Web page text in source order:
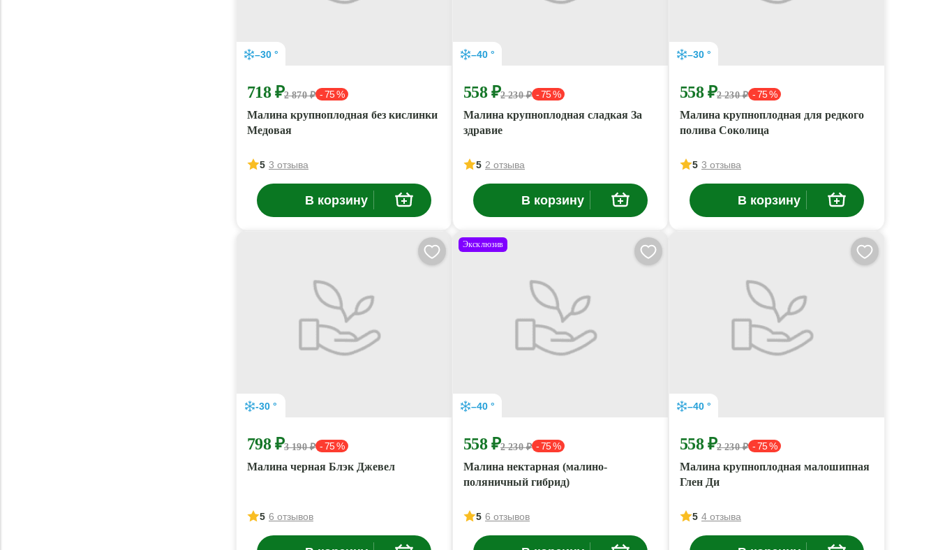
–30 °
718 ₽2 870 ₽ - 75 %
Малина крупноплодная без кислинки
Медовая
5 3 отзыва
В корзину
–40 °
558 ₽2 230 ₽ - 75 %
Малина крупноплодная сладкая За
здравие
5 2 отзыва
В корзину
–30 °
558 ₽2 230 ₽ - 75 %
Малина крупноплодная для редкого
полива Соколица
5 3 отзыва
В корзину
-30 °
798 ₽3 190 ₽ - 75 %
Малина черная Блэк Джевел
5 6 отзывов
Эксклюзив
–40 °
558 ₽2 230 ₽ - 75 %
Малина нектарная (малино-
поляничный гибрид)
5 6 отзывов
–40 °
558 ₽2 230 ₽ - 75 %
Малина крупноплодная малошипная
Глен Ди
5 4 отзыва